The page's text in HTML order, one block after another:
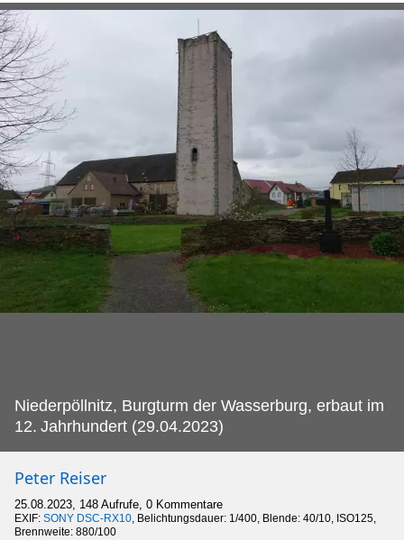
Niederpöllnitz, Burgturm der Wasserburg, erbaut im
12. Jahrhundert (29.04.2023)
Peter Reiser
25.08.2023, 148 Aufrufe, 0 Kommentare
EXIF: SONY DSC-RX10, Belichtungsdauer: 1/400, Blende: 40/10, ISO125,
Brennweite: 880/100